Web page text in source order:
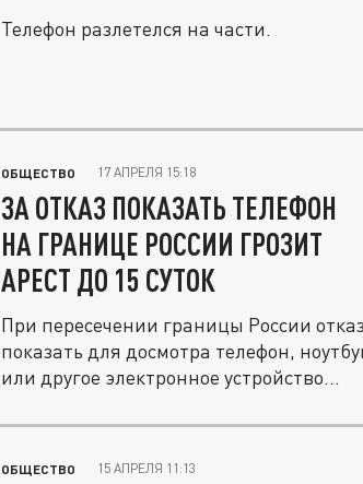
Телефон разлетелся на части.
ОБЩЕСТВО 17 АПРЕЛЯ 15:18
ЗА ОТКАЗ ПОКАЗАТЬ ТЕЛЕФОН
НА ГРАНИЦЕ РОССИИ ГРОЗИТ
АРЕСТ ДО 15 СУТОК
При пересечении границы России отказ
показать для досмотра телефон,
или другое электронное устройство...
ОБЩЕСТВО 15 АПРЕЛЯ 11:13